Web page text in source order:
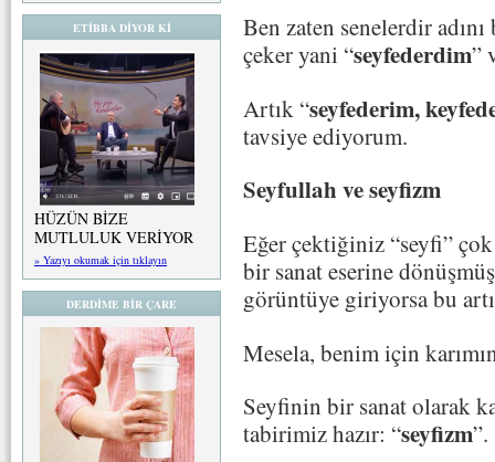
ETİBBA DİYOR Kİ
HÜZÜN BİZE
MUTLULUK VERİYOR
» Yazıyı okumak için tıklayın
DERDİME BİR ÇARE
Ben zaten senelerdir
çeker yani “seyfederdim”
Artık “seyfederim,
tavsiye ediyorum.
Seyfullah ve seyfizm
Eğer çektiğiniz “seyfi”
bir sanat eserine
görüntüye giriyorsa bu
Mesela, benim için
Seyfinin bir sanat olarak
tabirimiz hazır: “seyfizm”.